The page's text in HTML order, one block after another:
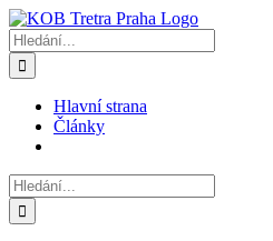
Přeskočit
na
obsah
Hledat:
Hlavní strana
Články
Hledat: